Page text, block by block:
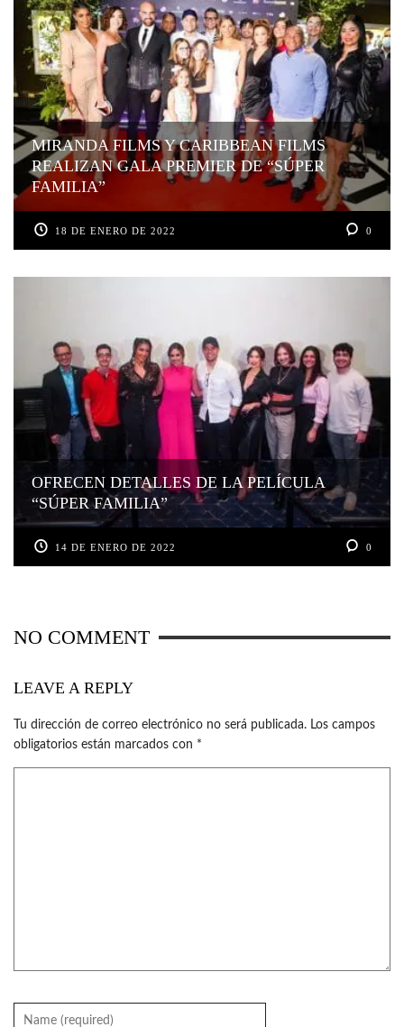
MIRANDA FILMS Y CARIBBEAN FILMS
REALIZAN GALA PREMIER DE “SÚPER
FAMILIA”
18 DE ENERO DE 2022 0
OFRECEN DETALLES DE LA PELÍCULA
“SÚPER FAMILIA”
14 DE ENERO DE 2022 0
NO COMMENT
LEAVE A REPLY
Tu dirección de correo electrónico no será publicada. Los campos
obligatorios están marcados con *